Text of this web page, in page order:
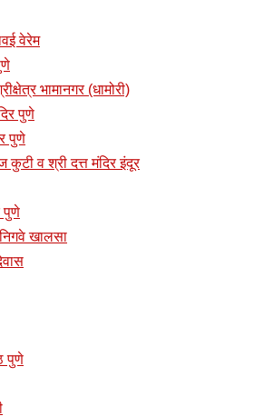
वेरेम
भामानगर (धामोरी)
पुणे
पुणे
कुटी व श्री दत्त मंदिर इंदूर
पुणे
निगवे खालसा
पुणे